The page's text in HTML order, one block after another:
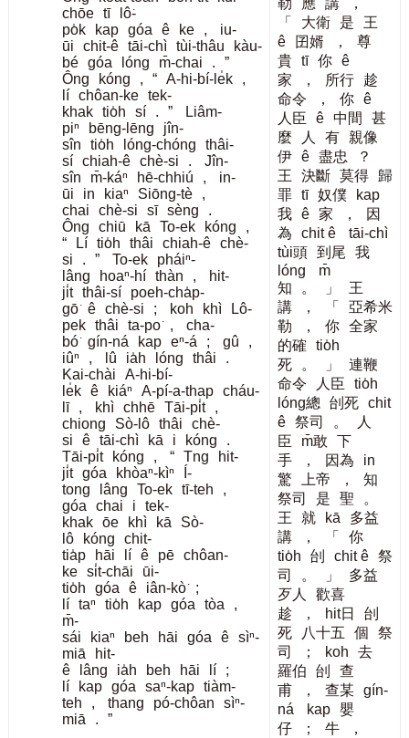
chōe tī
lô͘-
po̍k
kap góa ê ke ,
iu-
ūi
chit-ê tāi-chì tùi-thâu
kàu-
bé góa lóng m̄-chai .
”
Ông
kóng , “ A-hi-bí-le̍k
,
lí chôan-ke tek-
khak tio̍h sí . ”
Liâm-
piⁿ
bēng-lēng
jîn-
sîn
tio̍h lóng-chóng
thâi-
sí chiah-ê chè-si .
Jîn-
sîn
m̄-káⁿ hē-chhiú ,
in-
ūi
in kiaⁿ Siōng-tè
,
chai
chè-si sī sèng
.
Ông
chiū kā To-ek kóng
,
“
Lí tio̍h thâi chiah-ê chè-
si
. ” To-ek
pháiⁿ-
lâng
hoaⁿ-hí thàn ,
hit-
ji̍t thâi-sí
poeh-cha̍p-
gō͘ ê chè-si ; koh khì
Lô-
pek thâi ta-po͘ ,
cha-
bó͘ gín-ná kap eⁿ-á ; gû
,
iûⁿ
, lû ia̍h lóng thâi
.
Kai-chài
A-hi-bí-
le̍k ê kiáⁿ A-pí-a-thap cháu-
lī
, khì chhē Tāi-pi̍t
,
chiong
Sò-lô thâi
chè-
si
ê tāi-chì kā i kóng
.
Tāi-pi̍t
kóng , “ Tng
hit-
ji̍t góa khòaⁿ-kìⁿ
Í-
tong
lâng To-ek tī-teh
,
góa
chai i
tek-
khak ōe khì kā
Sò-
lô
kóng
chit-
tia̍p
hāi lí ê pē chôan-
ke si̍t-chāi
ūi-
tio̍h
góa ê iân-kò͘
;
lí taⁿ tio̍h kap góa tòa
,
m̄-
sái
kiaⁿ beh hāi góa ê sìⁿ-
miā
hit-
ê
lâng ia̍h beh hāi lí
;
lí
kap góa saⁿ-kap tiàm-
teh
, thang pó-chôan
sìⁿ-
miā
. ”
勒 應 講
，
「
大衛 是
王
ê
囝婿 ，
尊
貴 tī 你 ê
家
， 所行
趁
命令
， 你 ê
人臣
ê 中間
甚
麼
人 有
親像
伊 ê 盡忠
？
王
決斷 莫得
歸
罪 tī 奴僕
kap
我 ê 家 ，
因
為
chit ê
tāi-chì
tùi頭 到尾
我
lóng
m̄
知
。 」
王
講
， 「
亞希米
勒
， 你 全家
的確
tio̍h
死
。 」
連鞭
命令
人臣
tio̍h
lóng總
刣死 chit
ê 祭司 。
人
臣
m̄敢
下
手
， 因為
in
驚
上帝 ，
知
祭司
是 聖
。
王
就 kā
多益
講
， 「
你
tio̍h
刣 chit ê 祭
司
。 」
多益
歹人
歡喜
趁
， hit日
刣
死
八十五 個
祭
司
； koh
去
羅伯
刣
查
甫
， 查某 gín-
ná
kap 嬰
仔
； 牛
，